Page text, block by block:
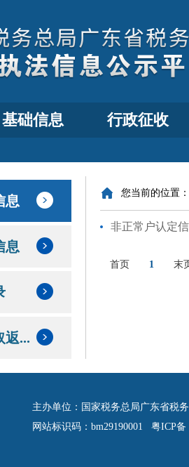
基础信息 行政征收
息
息
返...
您当前的位置
非正常户认定
首页 1 末
主办单位：国家税务总局广东省税
网站标识码：bm29190001 粤ICP